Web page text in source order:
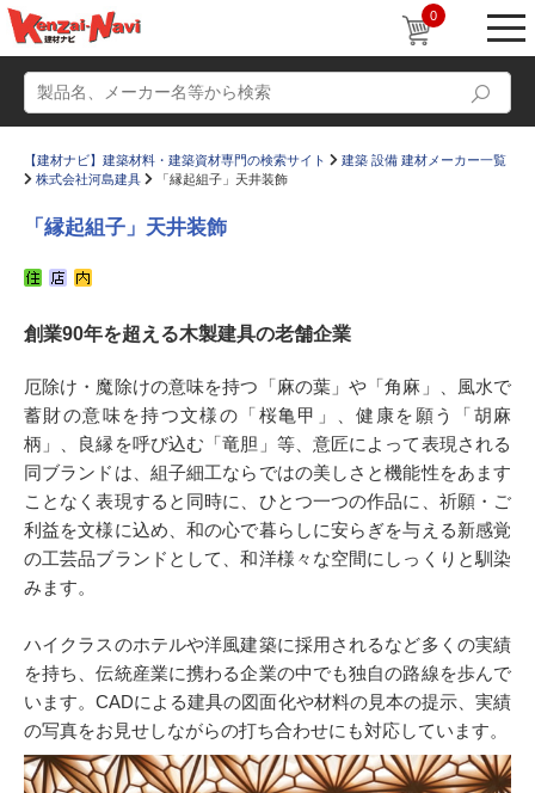
0
かたなび コラム
すまいリング 設計士インタビュー
Q＆A 販売・施工代理店募集
お気に入り
【建材ナビ】建築材料・建築資材専門の検索サイト
建築 設備 建材メーカー一覧
株式会社河島建具
「縁起組子」天井装飾
「縁起組子」天井装飾
創業90年を超える木製建具の老舗企業
厄除け・魔除けの意味を持つ「麻の葉」や「角麻」、風水で
蓄財の意味を持つ文様の「桜亀甲」、健康を願う「胡麻
柄」、良縁を呼び込む「竜胆」等、意匠によって表現される
同ブランドは、組子細工ならではの美しさと機能性をあます
ことなく表現すると同時に、ひとつ一つの作品に、祈願・ご
利益を文様に込め、和の心で暮らしに安らぎを与える新感覚
の工芸品ブランドとして、和洋様々な空間にしっくりと馴染
みます。
ハイクラスのホテルや洋風建築に採用されるなど多くの実績
を持ち、伝統産業に携わる企業の中でも独自の路線を歩んで
います。CADによる建具の図面化や材料の見本の提示、実績
の写真をお見せしながらの打ち合わせにも対応しています。